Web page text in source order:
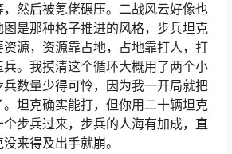
然后被氪佬碾压。二战风云好像也
是那种格子推进的风格，步兵坦克
源，资源靠占地，占地靠打人，打
。我摸清这个循环大概用了两个小
数量少得可怜，因为我一开局就把
坦克确实能打，但你用二十辆坦克
步兵过来，步兵的人海有加成，直
来得及出手就崩。